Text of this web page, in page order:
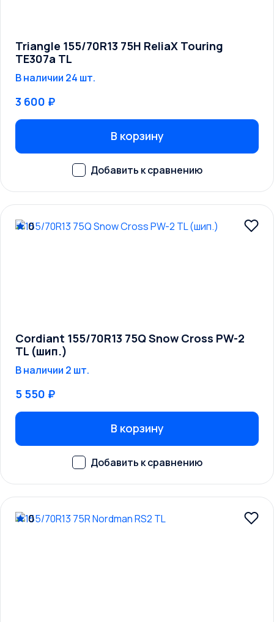
Triangle 155/70R13 75H ReliaX Touring
TE307a TL
В наличии 24 шт.
3 600 ₽
В корзину
0
Cordiant 155/70R13 75Q Snow Cross PW-2
TL (шип.)
В наличии 2 шт.
5 550 ₽
В корзину
0